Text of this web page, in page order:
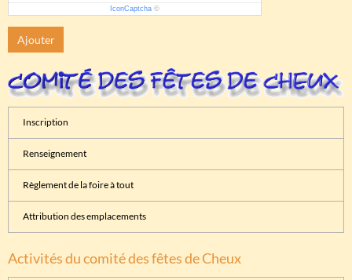
IconCaptcha ©
Ajouter
Inscription
Renseignement
Règlement de la foire à tout
Attribution des emplacements
Activités du comité des fêtes de Cheux